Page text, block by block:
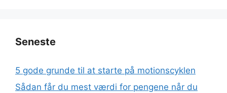
v
e
Seneste
5 gode grunde til at starte på motionscyklen
Sådan får du mest værdi for pengene når du